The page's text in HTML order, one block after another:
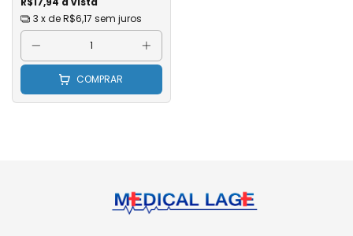
3 x deR$6,17 sem juros
COMPRAR